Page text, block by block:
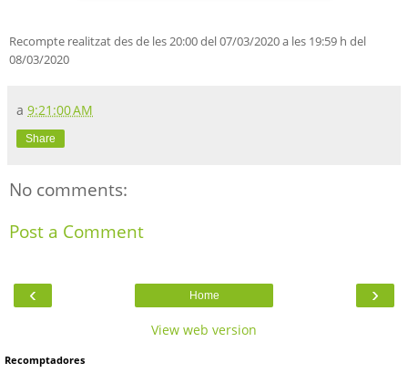
Recompte realitzat des de les 20:00 del 07/03/2020 a les 19:59 h del
08/03/2020
a 9:21:00 AM
Share
No comments:
Post a Comment
‹ ›
Home
View web version
Recomptadores